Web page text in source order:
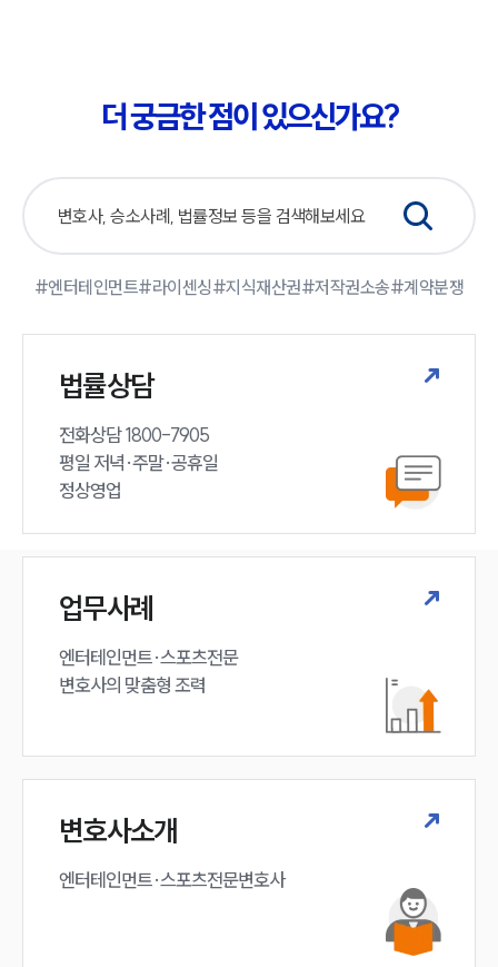
대륜법률상담예약
더 궁금한 점이 있으신가요?
#엔터테인먼트#라이센싱#지식재산권#저작권소송#계약분쟁
법률상담
전화상담 1800-7905
평일 저녁·주말·공휴일
정상영업
업무사례
엔터테인먼트·스포츠전문
변호사의 맞춤형 조력
변호사소개
엔터테인먼트·스포츠전문변호사